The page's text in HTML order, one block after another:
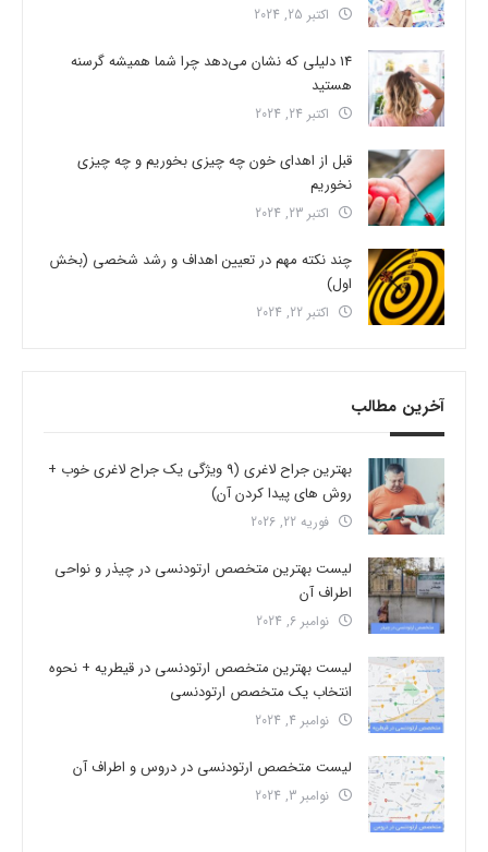
اکتبر 25, 2024
14 دلیلی که نشان می‌دهد چرا شما همیشه گرسنه
هستید
اکتبر 24, 2024
قبل از اهدای خون چه چیزی بخوریم و چه چیزی
نخوریم
اکتبر 23, 2024
چند نکته مهم در تعیین اهداف و رشد شخصی (بخش
اول)
اکتبر 22, 2024
آخرین مطالب
بهترین جراح لاغری (9 ویژگی یک جراح لاغری خوب +
روش های پیدا کردن آن)
فوریه 22, 2026
لیست بهترین متخصص ارتودنسی در چیذر و نواحی
اطراف آن
نوامبر 6, 2024
لیست بهترین متخصص ارتودنسی در قیطریه + نحوه
انتخاب یک متخصص ارتودنسی
نوامبر 4, 2024
لیست متخصص ارتودنسی در دروس و اطراف آن
نوامبر 3, 2024